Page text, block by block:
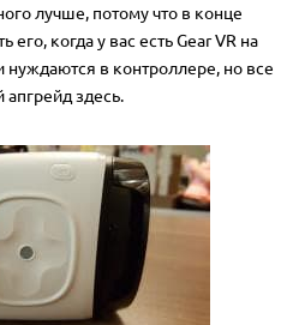
лучше, потому что в конце
когда у вас есть Gear VR на
нуждаются в контроллере, но все
здесь.